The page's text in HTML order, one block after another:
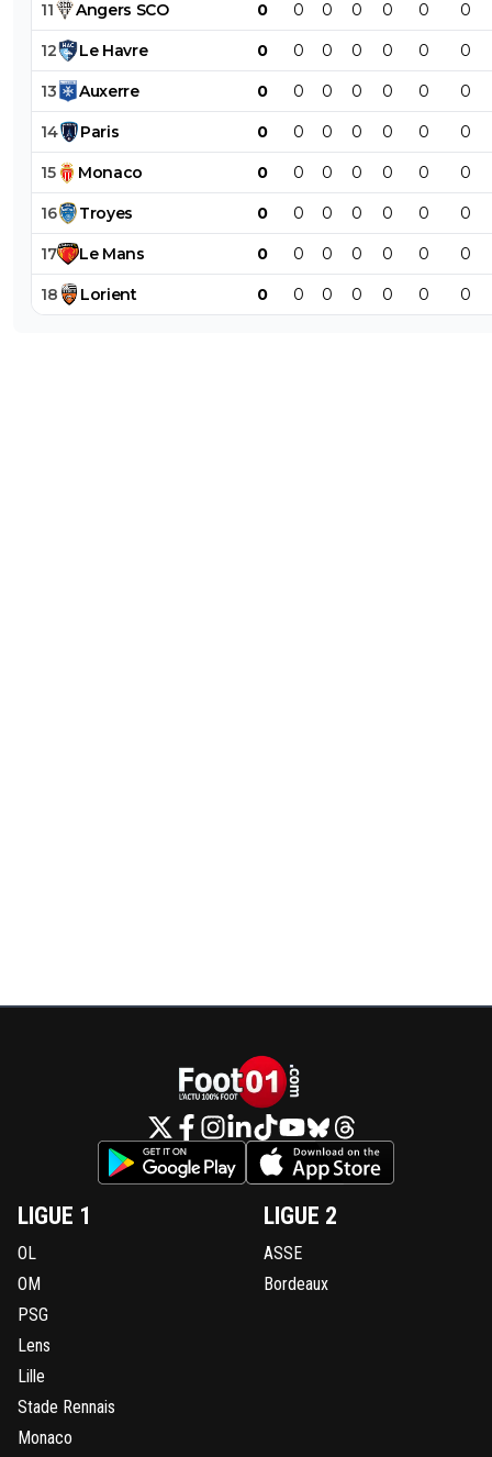
11 Angers SCO 0 0 0 0 0 0 0
12 Le Havre 0 0 0 0 0 0 0
13 Auxerre 0 0 0 0 0 0 0
14 Paris 0 0 0 0 0 0 0
15 Monaco 0 0 0 0 0 0 0
16 Troyes 0 0 0 0 0 0 0
17 Le Mans 0 0 0 0 0 0 0
18 Lorient 0 0 0 0 0 0 0
LIGUE 1
OL
OM
PSG
Lens
Lille
Stade Rennais
Monaco
LIGUE 2
ASSE
Bordeaux